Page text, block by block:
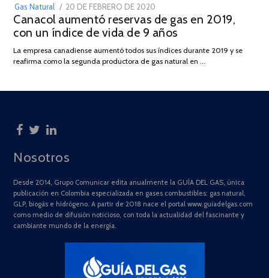
Gas Natural
POSTED
ON
20 DE FEBRERO DE 2020
DE
JULIO
2025
Canacol aumentó reservas de gas en 2019,
con un índice de vida de 9 años
La empresa canadiense aumentó todos sus índices durante 2019 y se
reafirma como la segunda productora de gas natural en …
Nosotros
Desde 2014, Grupo Comunicar edita anualmente la GUÍA DEL GAS, única
publicación en Colombia especializada en gases combustibles: gas natural,
GLP, biogás e hidrógeno. A partir de 2018 nace el portal www.guiadelgas.com
como medio de difusión noticioso, con toda la actualidad del fascinante y
cambiante mundo de la energía.